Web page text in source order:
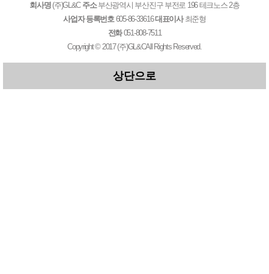
회사명(주)GL&C 주소부산광역시 부산진구 부전로 196 테크노스 2층
사업자 등록번호605-86-33616대표이사최준형
전화051-808-7511
Copyright © 2017(주)GL&CAll Rights Reserved.
상단으로